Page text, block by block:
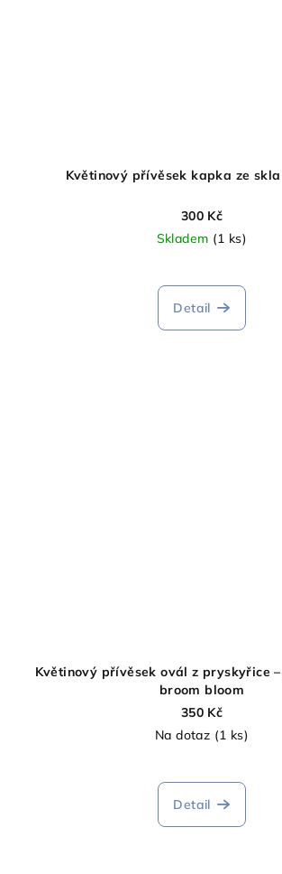
Květinový přívěsek kapka ze
300 Kč
Skladem (1 ks)
Detail
Květinový přívěsek ovál z pryskyřice
broom bloom
350 Kč
Na dotaz (1 ks)
Detail